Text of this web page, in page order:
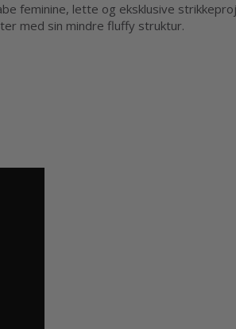
feminine, lette og eksklusive
med sin mindre fluffy struktur.